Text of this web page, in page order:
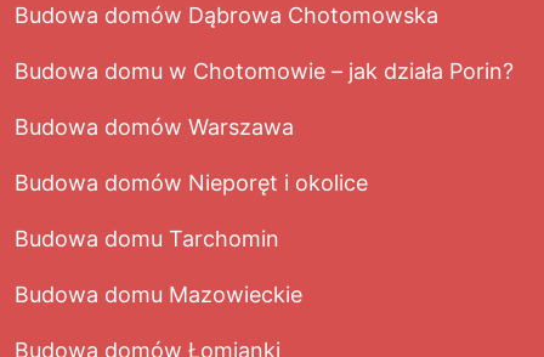
Budowa domów Dąbrowa Chotomowska
Budowa domu w Chotomowie – jak działa Porin?
Budowa domów Warszawa
Budowa domów Nieporęt i okolice
Budowa domu Tarchomin
Budowa domu Mazowieckie
Budowa domów Łomianki